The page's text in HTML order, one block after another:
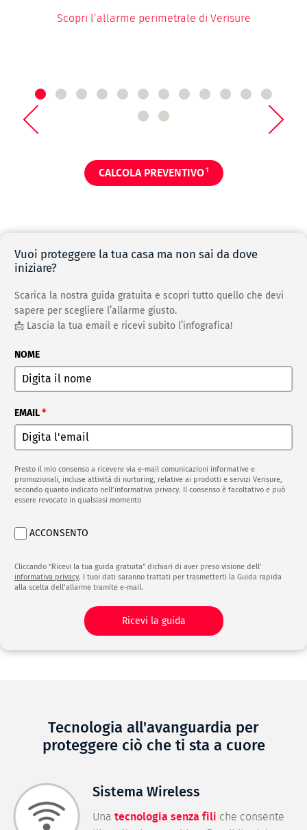
Scopri l’allarme perimetrale di Verisure
CALCOLA PREVENTIVO 1
Vuoi proteggere la tua casa ma non sai da dove
iniziare?
Scarica la nostra guida gratuita e scopri tutto quello che devi
sapere per scegliere l’allarme giusto.
📩 Lascia la tua email e ricevi subito l’infografica!
NOME
EMAIL*
Presto il mio consenso a ricevere via e-mail comunicazioni informative e
promozionali, incluse attività di nurturing, relative ai prodotti e servizi Verisure,
secondo quanto indicato nell’informativa privacy. Il consenso è facoltativo e può
essere revocato in qualsiasi momento
ACCONSENTO
Cliccando “Ricevi la tua guida gratuita” dichiari di aver preso visione dell’
informativa privacy. I tuoi dati saranno trattati per trasmetterti la Guida rapida
alla scelta dell’allarme tramite e-mail.
Ricevi la guida
Tecnologia all'avanguardia per
proteggere ciò che ti sta a cuore
Sistema Wireless
Una tecnologia senza fili che consente